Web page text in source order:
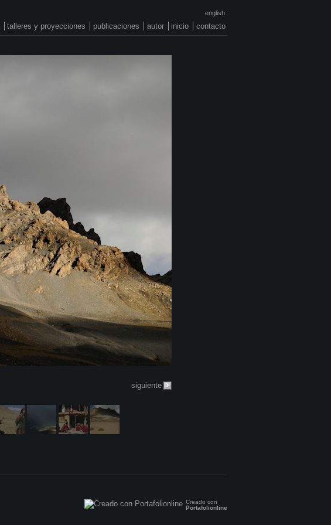
english
talleres y proyecciones publicaciones autor inicio contacto
siguiente
Creado con
Portafolionline